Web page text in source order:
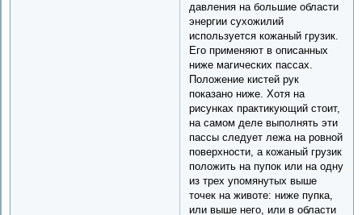
давления на большие области
энергии сухожилий
используется кожаный грузик.
Его применяют в описанных
ниже магических пассах.
Положение кистей рук
показано ниже. Хотя на
рисунках практикующий стоит,
на самом деле выполнять эти
пассы следует лежа на ровной
поверхности, а кожаный грузик
положить на пупок или на одну
из трех упомянутых выше
точек на животе: ниже пупка,
или выше него, или в области